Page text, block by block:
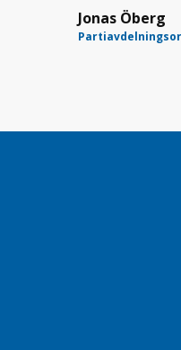
Jonas Öberg